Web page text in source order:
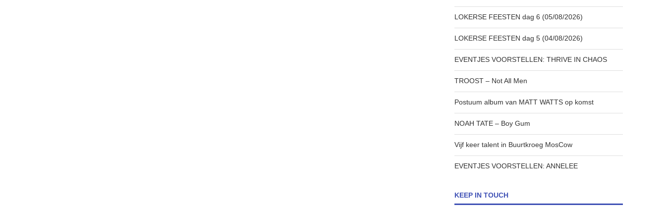
LOKERSE FEESTEN dag 6 (05/08/2026)
LOKERSE FEESTEN dag 5 (04/08/2026)
EVENTJES VOORSTELLEN: THRIVE IN CHAOS
TROOST – Not All Men
Postuum album van MATT WATTS op komst
NOAH TATE – Boy Gum
Vijf keer talent in Buurtkroeg MosCow
EVENTJES VOORSTELLEN: ANNELEE
KEEP IN TOUCH